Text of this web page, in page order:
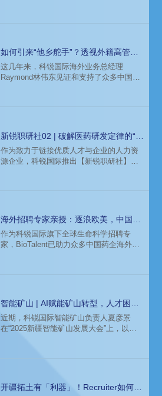
供一些启发和借鉴。
如何引来“他乡舵手”？透视外籍高管招
聘关键点
这几年来，科锐国际海外业务总经理
Raymond林伟东见证和支持了众多中国医
新锐职研社02 | 破解医药研发定律的“银
色子弹”
作为致力于链接优质人才与企业的人力资
源企业，科锐国际推出【新锐职研社】系
海外招聘专家亲授：逐浪欧美，中国药
企的人才攻略
作为科锐国际旗下全球生命科学招聘专
家，BioTalent已助力众多中国药企海外人
聊如何善用专业伙伴的力量，更高效地实
现企业海外市场的拓展目标。
智能矿山 | AI赋能矿山转型，人才困境
如何破解？
近期，科锐国际智能矿山负责人夏彦景
在“2025新疆智能矿山发展大会”上，以深
开疆拓土有「利器」！Recruiter如何从